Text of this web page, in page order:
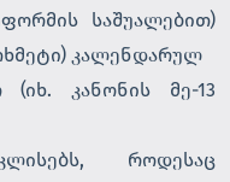
საშუალებით)
კალენდარულ
(იხ. კანონის მე-13
როდესაც